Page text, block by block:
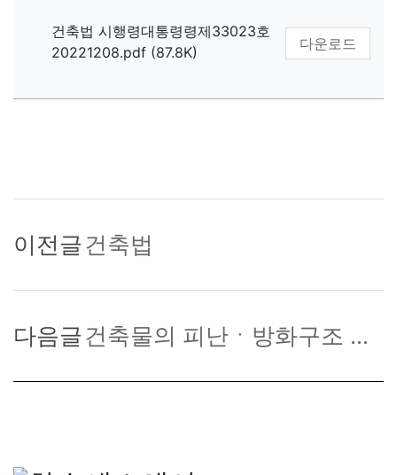
건축법 시행령대통령령제33023호
20221208.pdf (87.8K)
다운로드
이전글건축법
다음글건축물의 피난ㆍ방화구조 등의 기준에 관한 규칙